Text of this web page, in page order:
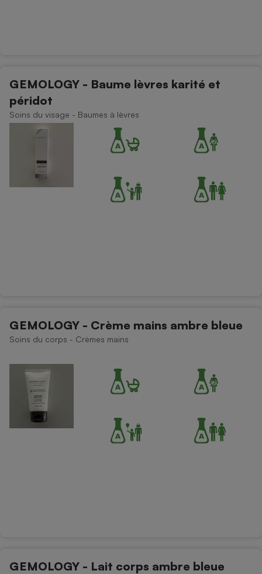
GEMOLOGY - Baume lèvres karité et
péridot
Soins du visage - Baumes à lèvres
GEMOLOGY - Crème mains ambre bleue
Soins du corps - Crèmes mains
GEMOLOGY - Lait corps ambre bleue